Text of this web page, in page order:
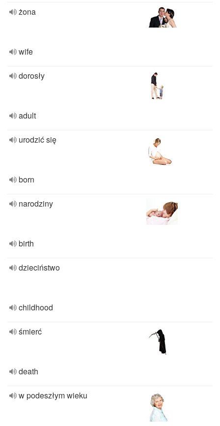
żona
wife
dorosły
adult
urodzić się
born
narodziny
birth
dzieciństwo
childhood
śmierć
death
w podeszłym wieku